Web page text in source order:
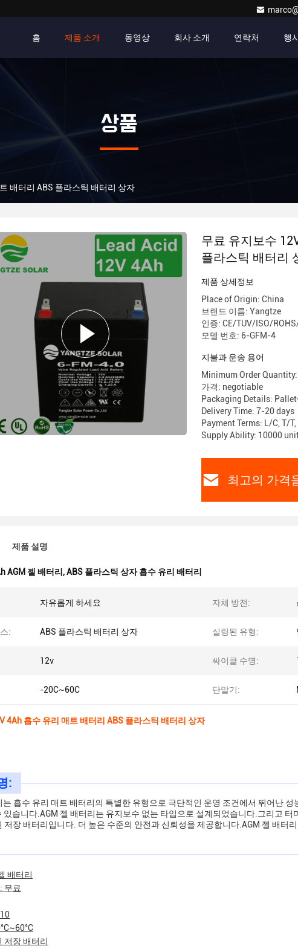
홈 제품 소개 동영상 회사 소개 연락처 행
상품
배터리 ABS 플라스틱 배터리 상자
무료 유지보수
플라스틱 배터리
제품 상세정보
Place of Origin: China
브랜드 이름: Yangtze
인증: CE/TUV/ISO/
모델 번호: 6-GFM-4
지불과 운송 용어
Minimum Order
가격: negotiable
Packaging Details:
Delivery Time: 7-20 days
Payment Terms: L/C, T/
Supply Ability: 10000
최고의 가격
제품 설명
AGM 젤 배터리 ,ABS 플라스틱 상자 흡수 유리 배터리
자유롭게 하세요 자체 방전:
: ABS 플라스틱 배터리 상자 실링된 유형:
12v 싸이클 수명:
-20C~60C 단말기:
4Ah 흡수 유리 매트 배터리 ABS 플라스틱 배터리 상자
:
는 흡수 유리 매트 배터리의 특별한 유형으로 극단적인 운영 조건에서 뛰어난 성
있습니다.AGM 젤 배터리는 유지보수 없는 타입으로 설계되었습니다.그리고
저장 배터리입니다. 더 높은 수준의 안전과 신뢰성을 제공합니다.AGM 젤 배터
배터리
무료
저장 배터리